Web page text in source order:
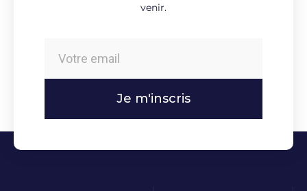
venir.
Je m'inscris